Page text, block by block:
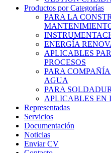
Productos por Categorías
PARA LA
ENERGÍA
APLICABLES
PROCESOS
PARA
AGUA
PARA
APLICABLES EN
Representadas
Servicios
Documentación
Noticias
Enviar CV